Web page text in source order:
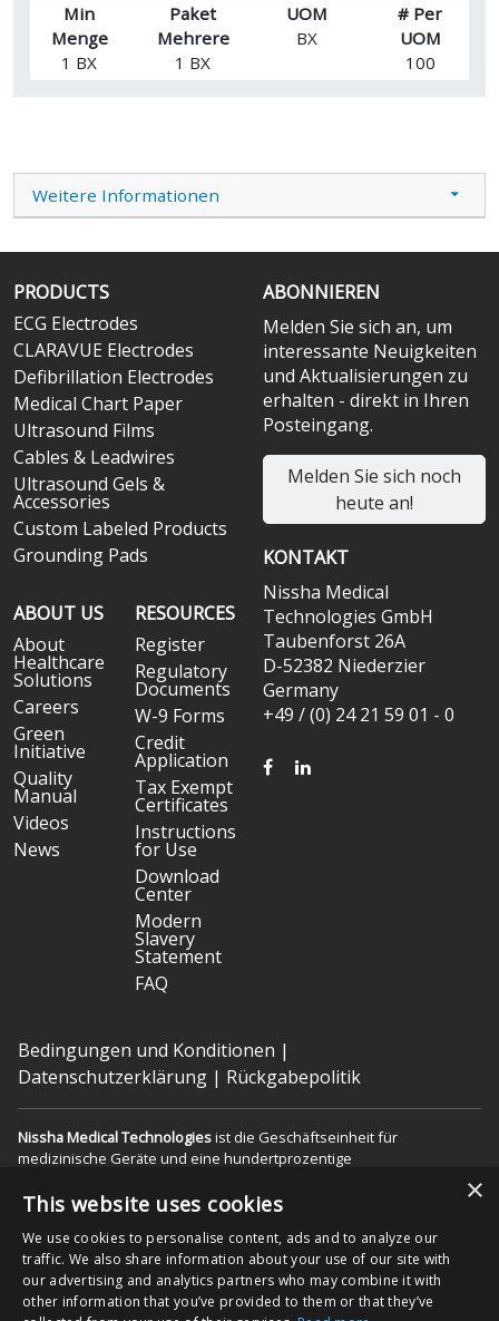
Min
Menge
1 BX
Paket
Mehrere
1 BX
UOM
BX
# Per
UOM
100
Weitere Informationen
PRODUCTS
ECG Electrodes
CLARAVUE Electrodes
Defibrillation Electrodes
Medical Chart Paper
Ultrasound Films
Cables & Leadwires
Ultrasound Gels &
Accessories
Custom Labeled Products
Grounding Pads
ABOUT US
About
Healthcare
Solutions
Careers
Green
Initiative
Quality
Manual
Videos
News
RESOURCES
Register
Regulatory
Documents
W-9 Forms
Credit
Application
Tax Exempt
Certificates
Instructions
for Use
Download
Center
Modern
Slavery
Statement
FAQ
ABONNIEREN
Melden Sie sich an, um
interessante Neuigkeiten
und Aktualisierungen zu
erhalten - direkt in Ihren
Posteingang.
Melden Sie sich noch
heute an!
KONTAKT
Nissha Medical
Technologies GmbH
Taubenforst 26A
D-52382 Niederzier
Germany
+49 / (0) 24 21 59 01 - 0
FACEBOOK
LINKEDIN
Bedingungen und Konditionen |
Datenschutzerklärung | Rückgabepolitik
Nissha Medical Technologiesist die Geschäftseinheit für
medizinische Geräte und eine hundertprozentige
börsennotierten Unternehmen mit Sitz in Kyoto, Japan (TSE:7915).
Copyright © 2026 Nissha Medical Technologies, Alle Rechte
vorbehalten.
×
This website uses cookies
We use cookies to personalise content, ads and to analyze our
traffic. We also share information about your use of our site with
our advertising and analytics partners who may combine it with
other information that you’ve provided to them or that they’ve